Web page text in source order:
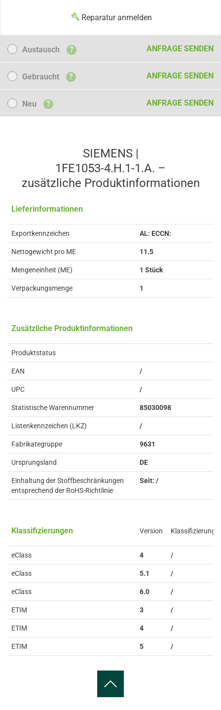
Reparatur anmelden
Austausch
Austausch ? ANFRAGE SENDEN
Gebraucht
Gebraucht ? ANFRAGE SENDEN
NeuNeu ? ANFRAGE SENDEN
SIEMENS |
1FE1053-4.H.1-1.A. –
zusätzliche Produkt­informationen
Lieferinformationen
Exportkennzeichen AL: ECCN:
Nettogewicht pro ME 11.5
Mengeneinheit (ME) 1 Stück
Verpackungsmenge 1
Zusätzliche Produktinformationen
Produktstatus
EAN /
UPC /
Statistische Warennummer 85030098
Listenkennzeichen (LKZ) /
Fabrikategruppe 9631
Ursprungsland DE
Einhaltung der Stoffbeschränkungen
entsprechend der RoHS-Richtlinie
Seit: /
Klassifizierungen Version Klassifizierung
eClass 4 /
eClass 5.1 /
eClass 6.0 /
ETIM 3 /
ETIM 4 /
ETIM 5 /